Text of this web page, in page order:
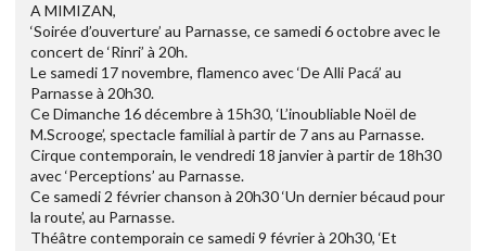
A MIMIZAN,
‘Soirée d’ouverture’ au Parnasse, ce samedi 6 octobre avec le
concert de ‘Rinri’ à 20h.
Le samedi 17 novembre, flamenco avec ‘De Alli Pacá’ au
Parnasse à 20h30.
Ce Dimanche 16 décembre à 15h30, ‘L’inoubliable Noël de
M.Scrooge’, spectacle familial à partir de 7 ans au Parnasse.
Cirque contemporain, le vendredi 18 janvier à partir de 18h30
avec ‘Perceptions’ au Parnasse.
Ce samedi 2 février chanson à 20h30 ‘Un dernier bécaud pour
la route’, au Parnasse.
Théâtre contemporain ce samedi 9 février à 20h30, ‘Et